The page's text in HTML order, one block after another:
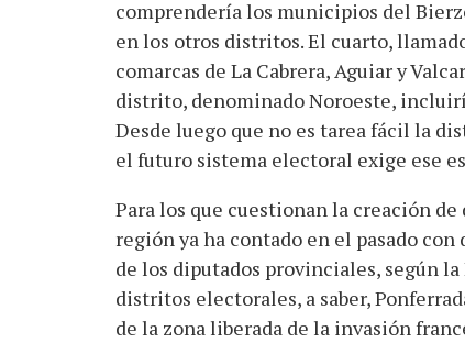
comprendería los municipios del
en los otros distritos. El cuarto,
comarcas de La Cabrera, Aguiar y
distrito, denominado Noroeste,
Desde luego que no es tarea fácil la
el futuro sistema electoral exige ese
Para los que cuestionan la creación
región ya ha contado en el pasado
de los diputados provinciales, según
distritos electorales, a saber,
de la zona liberada de la invasión